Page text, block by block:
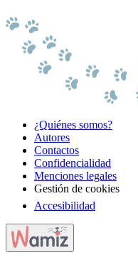
¿Quiénes somos?
Autores
Contactos
Confidencialidad
Menciones legales
Gestión de cookies
Accesibilidad